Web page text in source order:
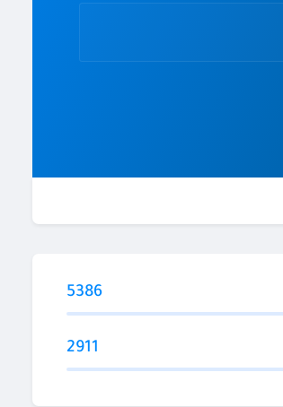
5386
2911